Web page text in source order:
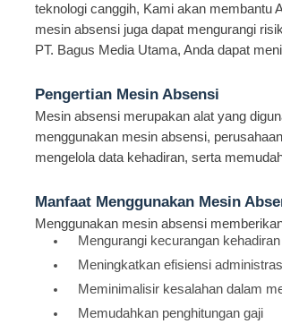
teknologi canggih, Kami akan membantu
mesin absensi juga dapat mengurangi
PT. Bagus Media Utama, Anda dapat
Pengertian Mesin Absensi
Mesin absensi merupakan alat yang
menggunakan mesin absensi,
mengelola data kehadiran, serta
Manfaat Menggunakan Mesin
Menggunakan mesin absensi
Mengurangi kecurangan
Meningkatkan efisiensi
Meminimalisir kesalahan dalam
Memudahkan penghitungan gaji